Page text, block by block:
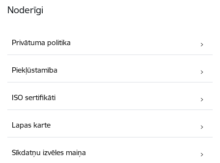
Noderīgi
Privātuma politika
Piekļūstamība
ISO sertifikāti
Lapas karte
Sīkdatņu izvēles maiņa